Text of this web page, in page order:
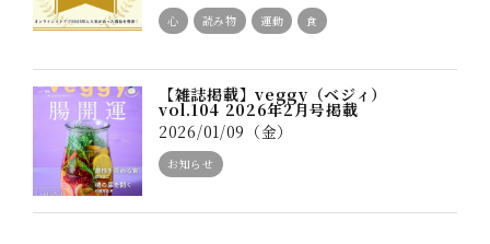
心 読み物 運動 食
【雑誌掲載】veggy（ベジィ）
vol.104 2026年2月号掲載
2026/01/09（金）
お知らせ